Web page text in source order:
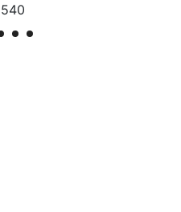
540
Производитель